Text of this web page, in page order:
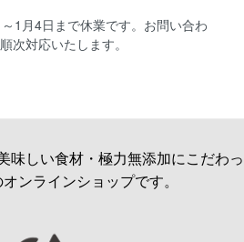
1月4日まで休業です。お問い合わ
次対応いたします。
味しい食材・極力無添加にこだわっ
ンラインショップです。